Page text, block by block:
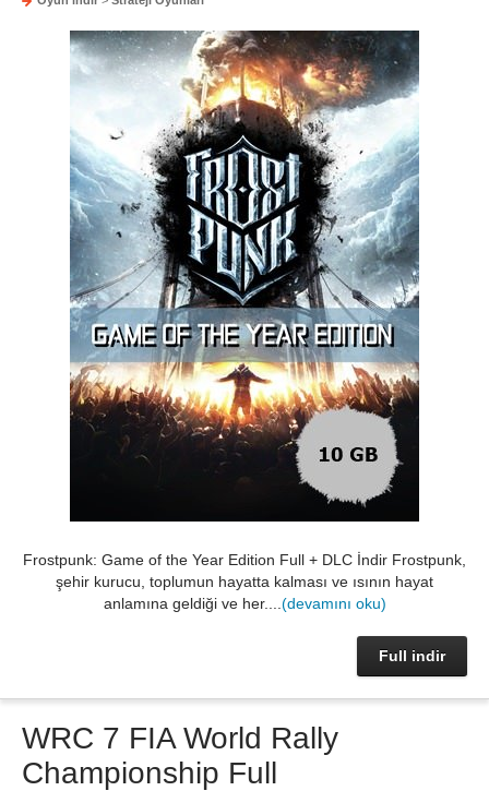
Frostpunk: Game of the Year Edition Full + DLC İndir Frostpunk,
şehir kurucu, toplumun hayatta kalması ve ısının hayat
anlamına geldiği ve her.... (devamını oku)
Full indir
WRC 7 FIA World Rally
Championship Full